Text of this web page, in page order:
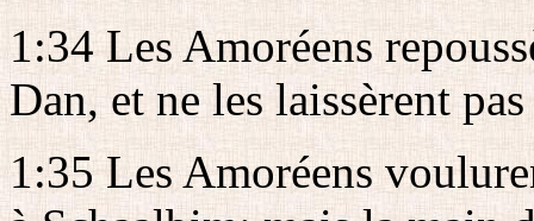
1:34 Les Amoréens
Dan, et ne les laissèrent
1:35 Les Amoréens